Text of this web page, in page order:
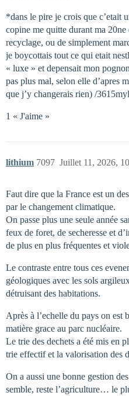
*dans le pire je crois que c’etait
copine me quitte durant ma
recyclage, ou de simplement
je boycottais tout ce qui etait
« luxe » et depensait mon
pas plus mal, selon elle d’apres
que j’y changerais rien) /
1 « J'aime »
lithium Juillet 11, 2026,
7097
Faut dire que la France est un
par le changement climatique.
On passe plus une seule année
feux de foret, de secheresse et
de plus en plus fréquentes et
Le contraste entre tous ces
géologiques avec les sols
détruisant des habitations.
Après à l’echelle du pays on est
matière grace au parc nucléaire.
Le trie des dechets a été mis en
trie effectif et la valorisation des
On a aussi une bonne gestion
semble, reste l’agriculture… le